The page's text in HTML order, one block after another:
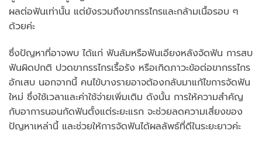
ผลต่อฟันเท่านั้น แต่ยังรวมถึงขากรรไกรและกล้ามเนื้อรอบ ๆ
ด้วยค่ะ
ซึ่งปัญหาที่อาจพบ ได้แก่ ฟันล้มหรือฟันเอียงหลังจัดฟัน การสบ
ฟันผิดปกติ ปวดขากรรไกรเรื้อรัง หรือเกิดภาวะข้อต่อขากรรไกร
อักเสบ นอกจากนี้ คนไข้บางรายอาจต้องกลับมาแก้ไขการจัดฟัน
ใหม่ ซึ่งใช้เวลาและค่าใช้จ่ายเพิ่มเติม ดังนั้น การให้ความสำคัญ
กับอาการนอนกัดฟันตั้งแต่ระยะแรก จะช่วยลดความเสี่ยงของ
ปัญหาเหล่านี้ และช่วยให้การจัดฟันได้ผลลัพธ์ที่ดีในระยะยาวค่ะ